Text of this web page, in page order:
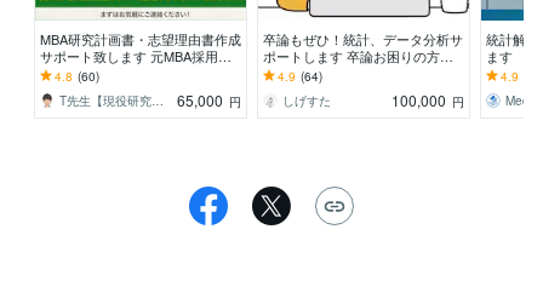
MBA研究計画書・志望理由書作成
サポート致します 元MBA採用担
当者が研究テーマ選定からサポー
トします！！
4.8 (60)
T先生【現役研究者、心理学者、経営者】
65,000 円
卒論もぜひ！統計、データ分析サ
ポートします 卒論お困りの方！
絶対卒業したい！締切ギリギリで
4.9 (64)
しげすた
100,000 円
統計解
ます 【
高水準
4.9